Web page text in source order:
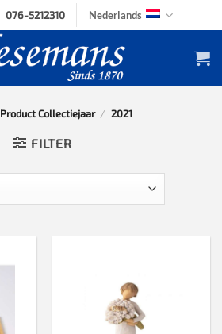
076-5212310 Nederlands
Product Collectiejaar / 2021
FILTER